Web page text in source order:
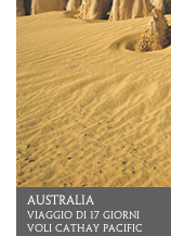
ARGENTINA
VIAGGIO DI 12 GIORNI
VOLI DIRETTI AEROLINEAS